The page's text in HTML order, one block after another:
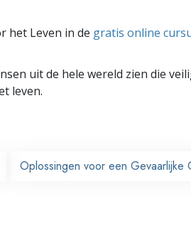
het Leven in de gratis online
uit de hele wereld zien die
leven.
Oplossingen voor een Gevaarlijke